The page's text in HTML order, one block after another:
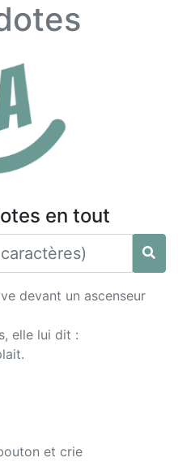
en tout
devant un ascenseur
elle lui dit :
et crie